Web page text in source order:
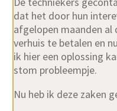
dat het door hun
afgelopen maanden al
verhuis te betalen en
ik hier een oplossing
stom probleempje.
Nu heb ik deze zaken